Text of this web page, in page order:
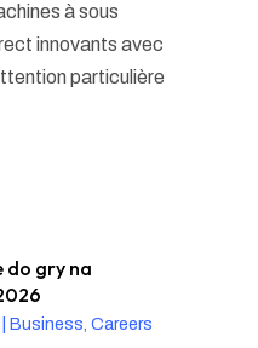
à sous
innovants avec
particulière
do gry na
Business, Careers